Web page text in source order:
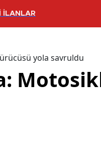
İLANLAR
yola savruldu